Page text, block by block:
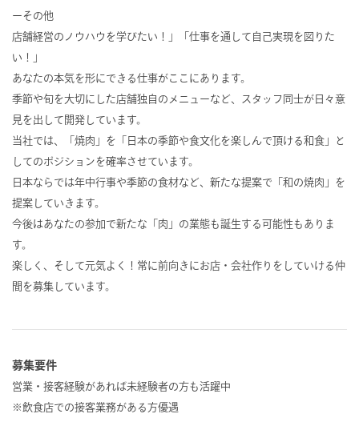
ーその他
店舗経営のノウハウを学びたい！」「仕事を通して自己実現を図りた
い！」
あなたの本気を形にできる仕事がここにあります。
季節や旬を大切にした店舗独自のメニューなど、スタッフ同士が日々意
見を出して開発しています。
当社では、「焼肉」を「日本の季節や食文化を楽しんで頂ける和食」と
してのポジションを確率させています。
日本ならでは年中行事や季節の食材など、新たな提案で「和の焼肉」を
提案していきます。
今後はあなたの参加で新たな「肉」の業態も誕生する可能性もありま
す。
楽しく、そして元気よく！常に前向きにお店・会社作りをしていける仲
間を募集しています。
募集要件
営業・接客経験があれば未経験者の方も活躍中
※飲食店での接客業務がある方優遇